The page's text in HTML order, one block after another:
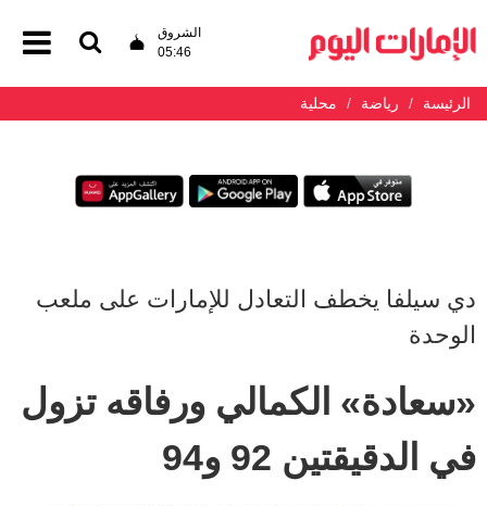
الشروق
05:46
الرئيسة رياضة محلية
دي سيلفا يخطف التعادل للإمارات على ملعب
الوحدة
«سعادة» الكمالي ورفاقه تزول
في الدقيقتين 92 و94